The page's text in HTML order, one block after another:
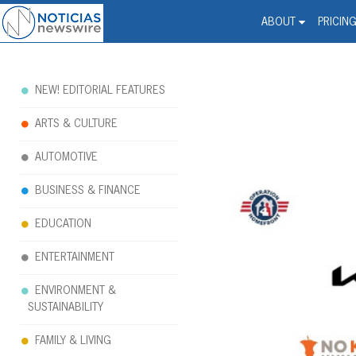
ABOUT PRICING
Noticias Newswire -
NEW! EDITORIAL FEATURES
ARTS & CULTURE
AUTOMOTIVE
BUSINESS & FINANCE
EDUCATION
ENTERTAINMENT
ENVIRONMENT &
SUSTAINABILITY
FAMILY & LIVING